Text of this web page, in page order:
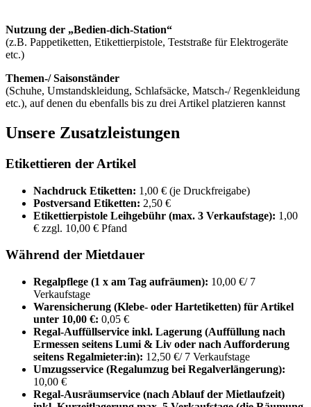
Nutzung der „Bedien-dich-Station“
(z.B. Pappetiketten, Etikettierpistole, Teststraße für Elektrogeräte
etc.)
Themen-/ Saisonständer
(Schuhe, Umstandskleidung, Schlafsäcke, Matsch-/ Regenkleidung
etc.), auf denen du ebenfalls bis zu drei Artikel platzieren kannst
Unsere Zusatzleistungen
Etikettieren der Artikel
Nachdruck Etiketten: 1,00 € (je Druckfreigabe)
Postversand Etiketten: 2,50 €
Etikettierpistole Leihgebühr (max. 3 Verkaufstage): 1,00
€ zzgl. 10,00 € Pfand
Während der Mietdauer
Regalpflege (1 x am Tag aufräumen): 10,00 €/ 7
Verkaufstage
Warensicherung (Klebe- oder Hartetiketten) für Artikel
unter 10,00 €: 0,05 €
Regal-Auffüllservice inkl. Lagerung (Auffüllung nach
Ermessen seitens Lumi & Liv oder nach Aufforderung
seitens Regalmieter:in): 12,50 €/ 7 Verkaufstage
Umzugsservice (Regalumzug bei Regalverlängerung):
10,00 €
Regal-Ausräumservice (nach Ablauf der Mietlaufzeit)